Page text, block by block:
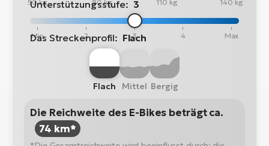
50 kg 80 kg 110 kg 140 kg
Unterstützungsstufe: 3
Min 2 3 4 Max
Das Streckenprofil: Flach
Flach Mittel Bergig
Die Reichweite des E-Bikes beträgt ca.
74 km*